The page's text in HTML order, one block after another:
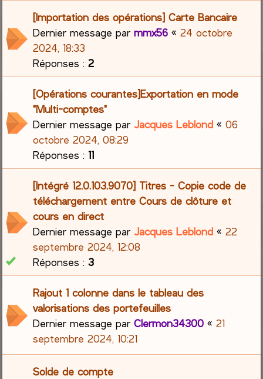
[Importation des opérations] Carte Bancaire
Dernier message parmmx56 «24 octobre
2024, 18:33
Réponses :2
[Opérations courantes]Exportation en mode
"Multi-comptes"
Dernier message parJacques Leblond «06
octobre 2024, 08:29
Réponses :11
[Intégré 12.0.103.9070] Titres - Copie code de
téléchargement entre Cours de clôture et
cours en direct
Dernier message parJacques Leblond «22
septembre 2024, 12:08
Réponses :3
Rajout 1 colonne dans le tableau des
valorisations des portefeuilles
Dernier message parClermon34300 «21
septembre 2024, 10:21
Solde de compte